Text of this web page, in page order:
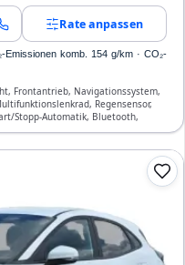
Rate anpassen
komb. 154 g/km · CO₂-
Frontantrieb, Navigationssystem,
Regensensor,
Stopp-Automatik, Bluetooth,
Front-, Seiten- und weitere Airbags